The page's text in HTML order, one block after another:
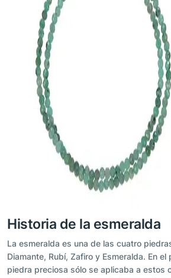
Historia de la esmeralda
La esmeralda es una de las cuatro
Diamante, Rubí, Zafiro y Esmeralda. En
piedra preciosa sólo se aplicaba a estos